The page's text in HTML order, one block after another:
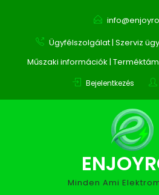
Ügyfélszolgálat | Szerviz
Műszaki információk |
Bejelentkezés
Minden Ami